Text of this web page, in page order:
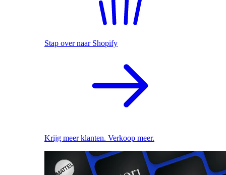
Stap over naar Shopify
Krijg meer klanten. Verkoop meer.